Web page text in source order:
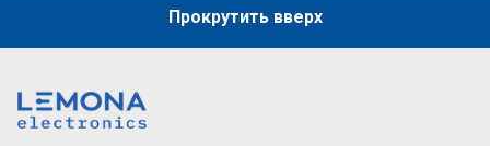
Прокрутить вверх